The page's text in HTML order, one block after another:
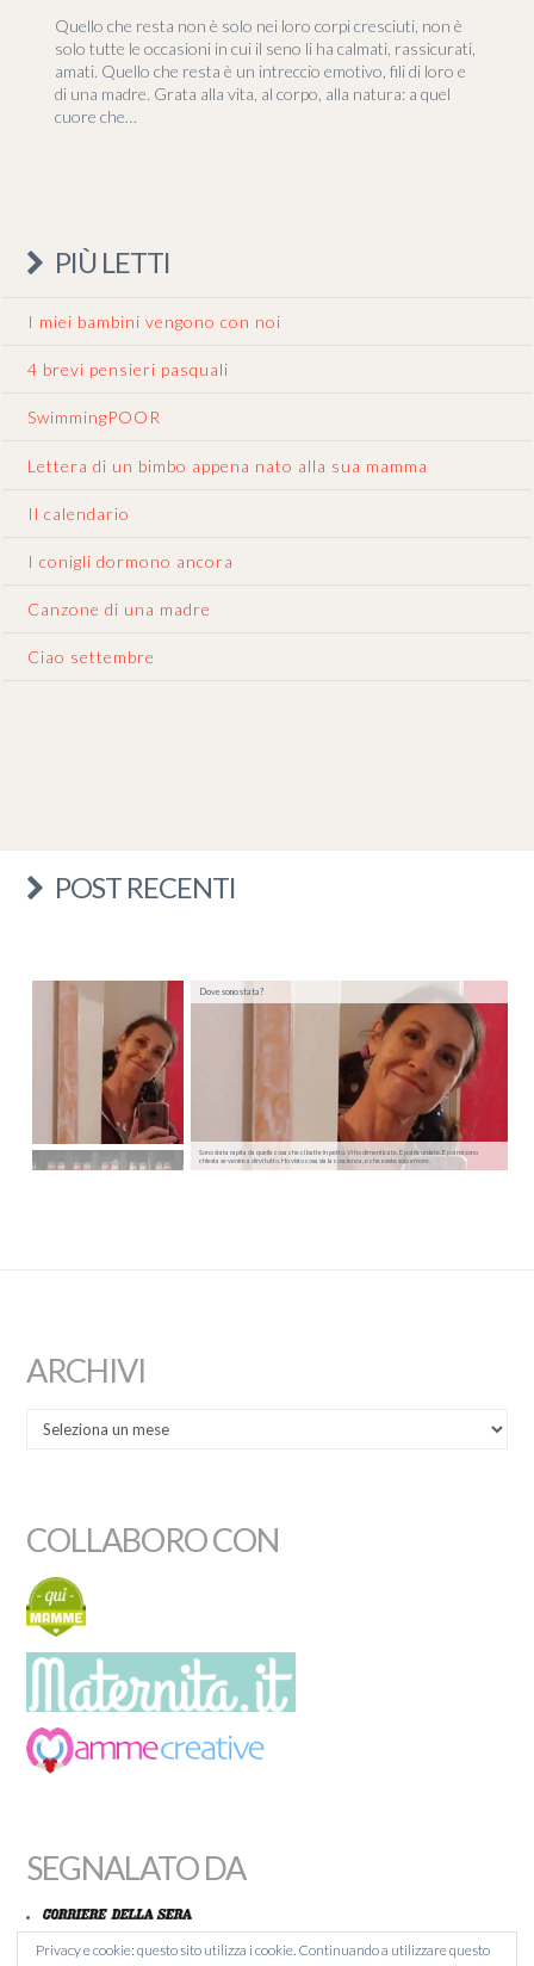
Quello che resta non è solo nei loro corpi cresciuti, non è
solo tutte le occasioni in cui il seno li ha calmati, rassicurati,
amati. Quello che resta è un intreccio emotivo, fili di loro e
di una madre. Grata alla vita, al corpo, alla natura: a quel
cuore che…
PIÙ LETTI
I miei bambini vengono con noi
4 brevi pensieri pasquali
SwimmingPOOR
Lettera di un bimbo appena nato alla sua mamma
Il calendario
I conigli dormono ancora
Canzone di una madre
Ciao settembre
POST RECENTI
Sono stata rapita da quella cosa che ci batte in petto. Vi ho dimenticate. E poi ricordate. E poi mi sono
chiesta se venire a dirvi tutto. Ho visto cosa sia la coscienza, e che esiste solo amore.
Dove sono stata?
ARCHIVI
COLLABORO CON
SEGNALATO DA
Privacy e cookie: questo sito utilizza i cookie. Continuando a utilizzare questo